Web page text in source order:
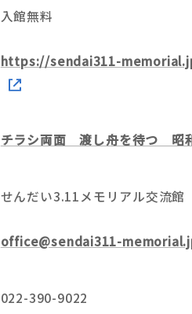
入館無料
https://sendai311-
チラシ両面 渡し舟を待つ 昭
せんだい3.11メモリアル交流館
office@sendai311-
022-390-9022